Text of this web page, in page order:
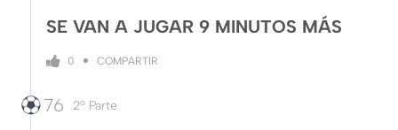
SE VAN A JUGAR 9 MINUTOS MÁS
0 COMPARTIR
76 2º Parte